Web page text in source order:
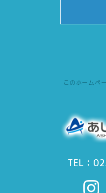
このホームペ
TEL：